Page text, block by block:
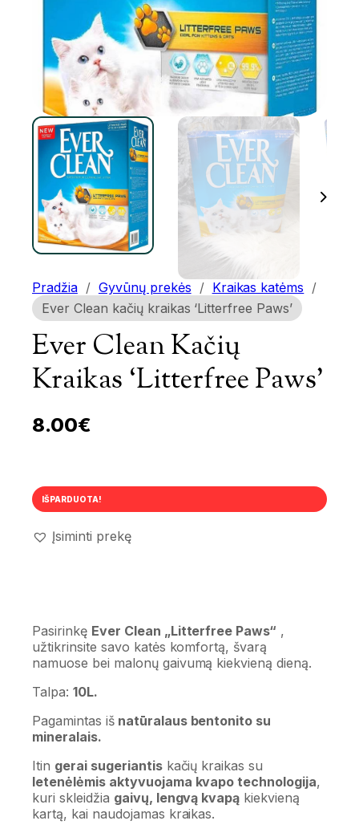
Pradžia / Gyvūnų prekės / Kraikas katėms /
Ever Clean kačių kraikas ‘Litterfree Paws’
Ever Clean Kačių
Kraikas ‘Litterfree Paws’
8.00€
IŠPARDUOTA!
Įsiminti prekę
Pasirinkę Ever Clean „Litterfree Paws“ ,
užtikrinsite savo katės komfortą, švarą
namuose bei malonų gaivumą kiekvieną dieną.
Talpa: 10L.
Pagamintas išnatūralaus bentonito su
mineralais.
Itin gerai sugeriantiskačių kraikas su
letenėlėmis aktyvuojama kvapo technologija,
kuri skleidžia gaivų, lengvą kvapą kiekvieną
kartą, kai naudojamas kraikas.